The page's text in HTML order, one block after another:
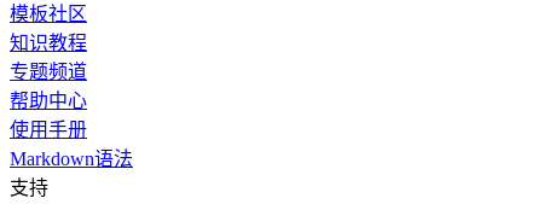
模板社区
知识教程
专题频道
帮助中心
使用手册
Markdown语法
支持